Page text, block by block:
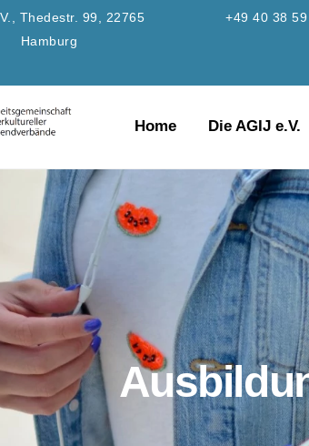
Thedestr. 99, 22765
Hamburg
+49 40 38 59
Home Die AGIJ e.V.